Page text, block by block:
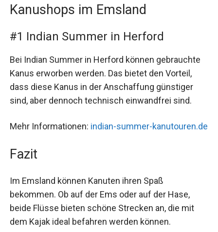
Kanushops im Emsland
#1 Indian Summer in Herford
Bei Indian Summer in Herford können gebrauchte
Kanus erworben werden. Das bietet den Vorteil,
dass diese Kanus in der Anschaffung günstiger
sind, aber dennoch technisch einwandfrei sind.
Mehr Informationen: indian-summer-kanutouren.de
Fazit
Im Emsland können Kanuten ihren Spaß
bekommen. Ob auf der Ems oder auf der Hase,
beide Flüsse bieten schöne Strecken an, die mit
dem Kajak ideal befahren werden können.